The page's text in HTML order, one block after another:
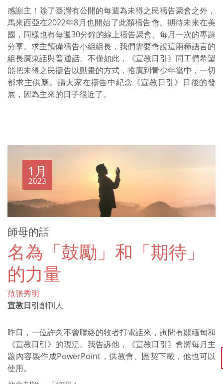
感謝主！除了臺灣有公開的每週為未得之民禱告聚會之外，
馬來西亞在2022年8月也開始了此類禱告會。期待未來在美
國，同樣也有每週30分鐘的線上禱告聚會、每月一次的專題
分享。求主預備禱告小組組長，我們需要會說這兩種語言的
組長廣東話與普通話。不僅如此，《宣教日引》同工們希望
能把未得之民禱告以動畫的方式，推廣到青少年當中，一切
都求主供應。請大家在禱告中紀念《宣教日引》日後的發
展，因為主來的日子很近了。
師母的話
名為「鼓勵」和「期待」
的力量
1月
2023
范張秀明
宣教日引創刊人
昨日，一位許久不曾聯絡的牧者打電話來，詢問有關緬甸和
《宣教日引》的現況。我告訴他，《宣教日引》會將每月主
題內容製作成PowerPoint，供教會、團契下載，他也可以
使用。